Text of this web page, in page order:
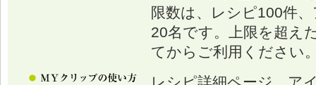
限数は、レシピ100件
20名です。上限を超え
てからご利用ください